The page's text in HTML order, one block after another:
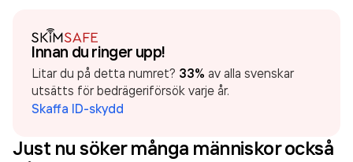
Innan du ringer upp!
Litar du på detta numret? 33% av alla svenskar
utsätts för bedrägeriförsök varje år.
Skaffa ID-skydd
Just nu söker många människor också